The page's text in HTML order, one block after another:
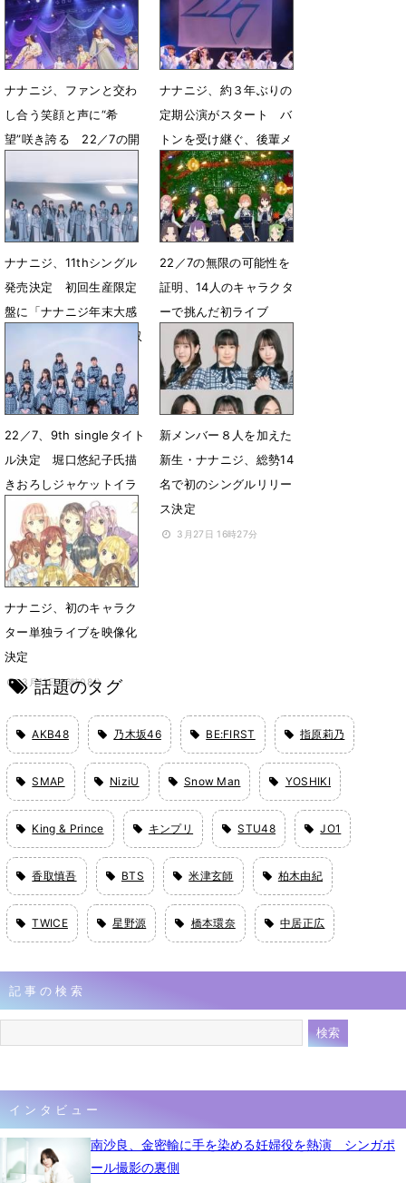
5月26日 18時33分
ナナニジ、ファンと交わ
し合う笑顔と声に“希
望”咲き誇る 22／7の開
4月10日 23時07分
ナナニジ、約３年ぶりの
定期公演がスタート バ
トンを受け継ぐ、後輩メ
ンバー８人のステージに
密着
1月17日 23時44分
ナナニジ、11thシングル
発売決定 初回生産限定
盤に「ナナニジ年末大感
謝祭’22」ライブ映像を収
1月15日 18時14分
22／7の無限の可能性を
証明、14人のキャラクタ
ーで挑んだ初ライブ
12月26日 19時02分
22／7、9th singleタイト
ル決定 堀口悠紀子氏描
きおろしジャケットイラ
スト＆dance video公開
6月19日 23時28分
新メンバー８人を加えた
新生・ナナニジ、総勢14
名で初のシングルリリー
ス決定
3月27日 16時27分
ナナニジ、初のキャラク
ター単独ライブを映像化
決定
3月11日 16時08分
話題のタグ
AKB48 乃木坂46 BE:FIRST 指原莉乃
SMAP NiziU Snow Man YOSHIKI
King & Prince キンプリ STU48 JO1
香取慎吾 BTS 米津玄師 柏木由紀
TWICE 星野源 橋本環奈 中居正広
記事の検索
インタビュー
南沙良、金密輸に手を染める妊婦役を熱演 シンガポ
ール撮影の裏側